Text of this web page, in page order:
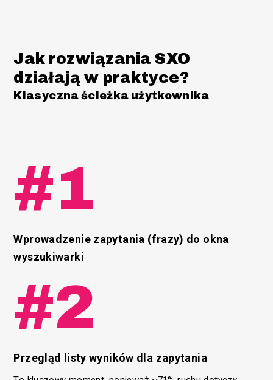
Jak rozwiązania SXO
działają w praktyce?
Klasyczna ścieżka użytkownika
#1
Wprowadzenie zapytania (frazy) do okna
wyszukiwarki
#2
Przegląd listy wyników dla zapytania